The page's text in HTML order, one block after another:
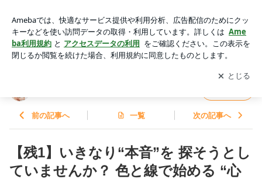
アプリをダウンロードして ブログの更新通知
を受け取りまし
ょう。
開く
前の記事へ 一覧 次の記事へ
【残1】いきなり“本音”を 探そうとし
ていませんか？ 色と線で始める “心